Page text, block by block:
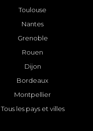
Toulouse
Nantes
Grenoble
Rouen
Dijon
Bordeaux
Montpellier
Tous les pays et villes